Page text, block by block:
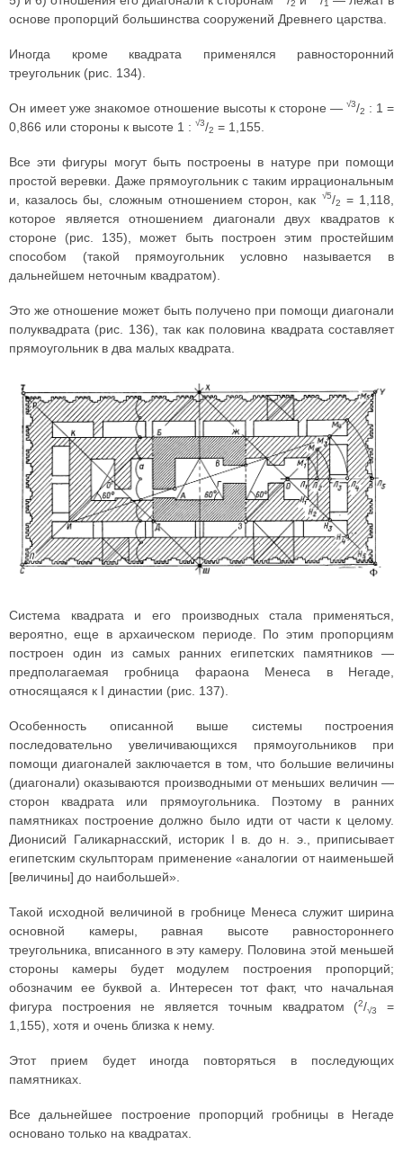
2 1
основе пропорций большинства сооружений Древнего царства.
Иногда кроме квадрата применялся равносторонний
треугольник (рис. 134).
Он имеет уже знакомое отношение высоты к стороне — √3/2 : 1 =
0,866 или стороны к высоте 1 : √3/2 = 1,155.
Все эти фигуры могут быть построены в натуре при помощи
простой веревки. Даже прямоугольник с таким иррациональным
и, казалось бы, сложным отношением сторон, как
√5/2
= 1,118,
которое является отношением диагонали двух квадратов к
стороне (рис. 135), может быть построен этим простейшим
способом (такой прямоугольник условно называется в
дальнейшем неточным квадратом).
Это же отношение может быть получено при помощи диагонали
полуквадрата (рис. 136), так как половина квадрата составляет
прямоугольник в два малых квадрата.
Система квадрата и его производных стала применяться,
вероятно, еще в архаическом периоде. По этим пропорциям
построен один из самых ранних египетских памятников —
предполагаемая гробница фараона Менеса в Негаде,
относящаяся к I династии (рис. 137).
Особенность описанной выше системы построения
последовательно увеличивающихся прямоугольников при
помощи диагоналей заключается в том, что большие величины
(диагонали) оказываются производными от меньших величин —
сторон квадрата или прямоугольника. Поэтому в ранних
памятниках построение должно было идти от части к целому.
Дионисий Галикарнасский, историк I в. до н. э., приписывает
египетским скульпторам применение «аналогии от наименьшей
[величины] до наибольшей».
Такой исходной величиной в гробнице Менеса служит ширина
основной камеры, равная высоте равностороннего
треугольника, вписанного в эту камеру. Половина этой меньшей
стороны камеры будет модулем построения пропорций;
обозначим ее буквой а. Интересен тот факт, что начальная
фигура построения не является точным квадратом (2/√3
=
1,155), хотя и очень близка к нему.
Этот прием будет иногда повторяться в последующих
памятниках.
Все дальнейшее построение пропорций гробницы в Негаде
основано только на квадратах.